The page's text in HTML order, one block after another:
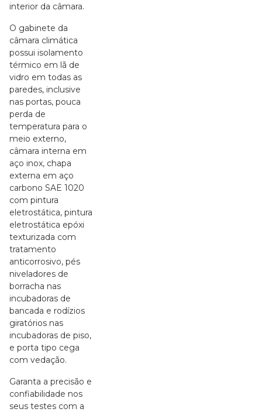
interior da câmara.
O gabinete da
câmara climática
possui isolamento
térmico em lã de
vidro em todas as
paredes, inclusive
nas portas, pouca
perda de
temperatura para o
meio externo,
câmara interna em
aço inox, chapa
externa em aço
carbono SAE 1020
com pintura
eletrostática, pintura
eletrostática epóxi
texturizada com
tratamento
anticorrosivo, pés
niveladores de
borracha nas
incubadoras de
bancada e rodízios
giratórios nas
incubadoras de piso,
e porta tipo cega
com vedação.
Garanta a precisão e
confiabilidade nos
seus testes com a